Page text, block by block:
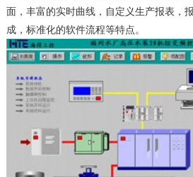
面，丰富的实时曲线，自定义生产报表，
成，标准化的软件流程等特点。